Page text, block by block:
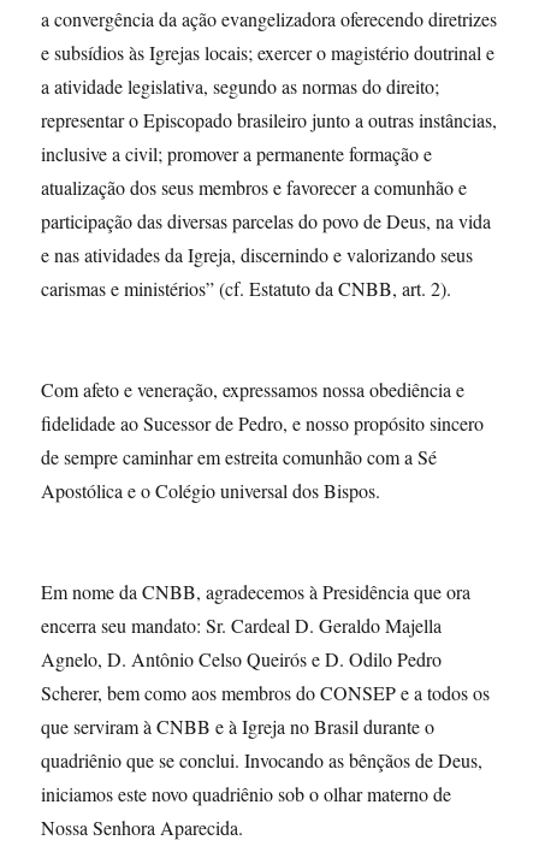
a convergência da ação evangelizadora oferecendo diretrizes
e subsídios às Igrejas locais; exercer o magistério doutrinal e
a atividade legislativa, segundo as normas do direito;
representar o Episcopado brasileiro junto a outras instâncias,
inclusive a civil; promover a permanente formação e
atualização dos seus membros e favorecer a comunhão e
participação das diversas parcelas do povo de Deus, na vida
e nas atividades da Igreja, discernindo e valorizando seus
carismas e ministérios” (cf. Estatuto da CNBB, art. 2).
Com afeto e veneração, expressamos nossa obediência e
fidelidade ao Sucessor de Pedro, e nosso propósito sincero
de sempre caminhar em estreita comunhão com a Sé
Apostólica e o Colégio universal dos Bispos.
Em nome da CNBB, agradecemos à Presidência que ora
encerra seu mandato: Sr. Cardeal D. Geraldo Majella
Agnelo, D. Antônio Celso Queirós e D. Odilo Pedro
Scherer, bem como aos membros do CONSEP e a todos os
que serviram à CNBB e à Igreja no Brasil durante o
quadriênio que se conclui. Invocando as bênçãos de Deus,
iniciamos este novo quadriênio sob o olhar materno de
Nossa Senhora Aparecida.